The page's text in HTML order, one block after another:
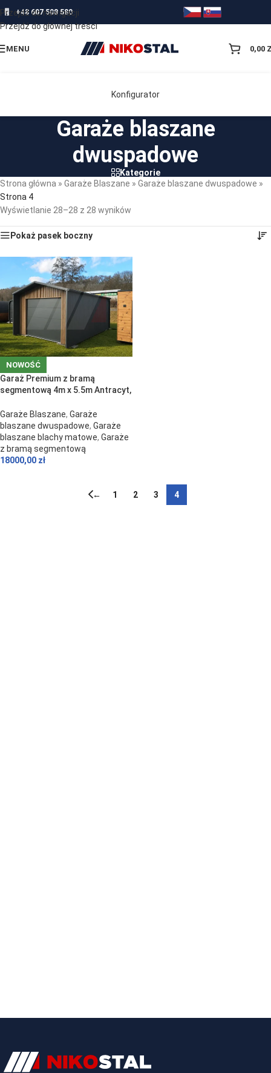
Przejdź do nawigacji
Przejdź do głównej treści
+48 607 508 580
MENU 0,00
Konfigurator
Garaże blaszane
dwuspadowe
Kategorie
Strona główna » Garaże Blaszane » Garaże blaszane dwuspadowe »
Strona 4
Wyświetlanie 28–28 z 28 wyników
Pokaż pasek boczny
NOWOŚĆ
Garaż Premium z bramą
segmentową 4m x 5.5m Antracyt,
Garaże Blaszane, Garaże
blaszane dwuspadowe, Garaże
blaszane blachy matowe, Garaże
z bramą segmentową
18000,00 zł
← 1 2 3 4